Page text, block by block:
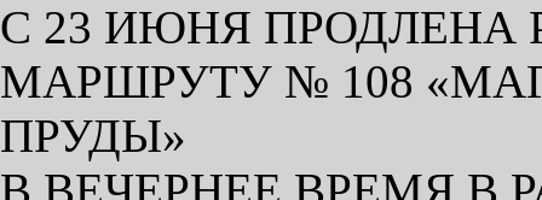
С 23 ИЮНЯ ПРОДЛЕНА
МАРШРУТУ № 108
ПРУДЫ»